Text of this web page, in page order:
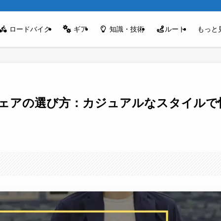
ロードバイク ギア 知識・技術 ルート もっと
アの選び方：カジュアルなスタイルで